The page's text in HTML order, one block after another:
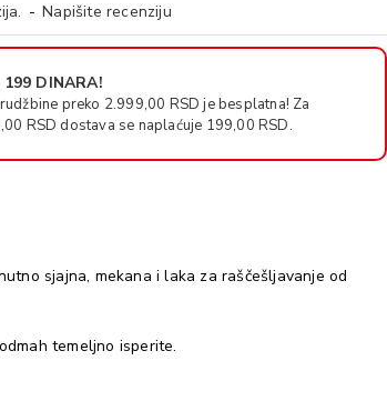
- Napišite recenziju
DINARA!
preko 2.999,00 RSD je besplatna! Za
RSD dostava se naplaćuje 199,00 RSD.
sjajna, mekana i laka za raščešljavanje od
temeljno isperite.